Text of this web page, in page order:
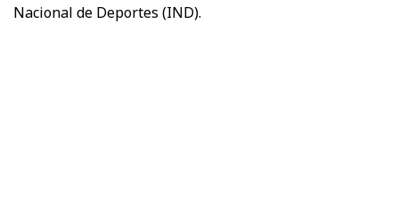
Nacional de Deportes (IND).